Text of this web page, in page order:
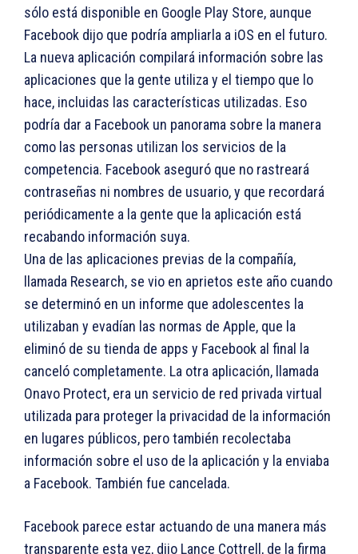
sólo está disponible en Google Play Store, aunque
Facebook dijo que podría ampliarla a iOS en el futuro.
La nueva aplicación compilará información sobre las
aplicaciones que la gente utiliza y el tiempo que lo
hace, incluidas las características utilizadas. Eso
podría dar a Facebook un panorama sobre la manera
como las personas utilizan los servicios de la
competencia. Facebook aseguró que no rastreará
contraseñas ni nombres de usuario, y que recordará
periódicamente a la gente que la aplicación está
recabando información suya.
Una de las aplicaciones previas de la compañía,
llamada Research, se vio en aprietos este año cuando
se determinó en un informe que adolescentes la
utilizaban y evadían las normas de Apple, que la
eliminó de su tienda de apps y Facebook al final la
canceló completamente. La otra aplicación, llamada
Onavo Protect, era un servicio de red privada virtual
utilizada para proteger la privacidad de la información
en lugares públicos, pero también recolectaba
información sobre el uso de la aplicación y la enviaba
a Facebook. También fue cancelada.
Facebook parece estar actuando de una manera más
transparente esta vez, dijo Lance Cottrell, de la firma